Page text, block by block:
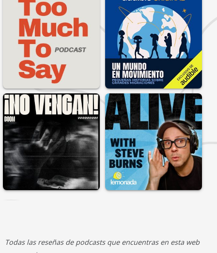
Todas las reseñas de podcasts que encuentras en esta web